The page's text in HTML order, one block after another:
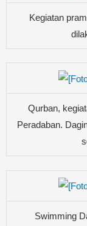
Kegiatan
Qurban,
Peradaban.
Swimming